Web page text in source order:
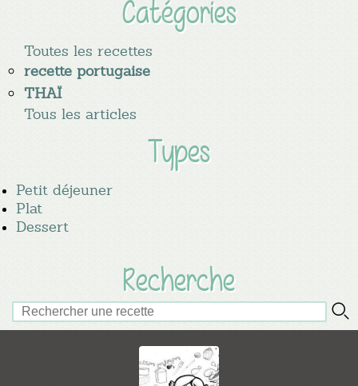
Catégories
Toutes les recettes
recette portugaise
THAÏ
Tous les articles
Types
Petit déjeuner
Plat
Dessert
Recherche